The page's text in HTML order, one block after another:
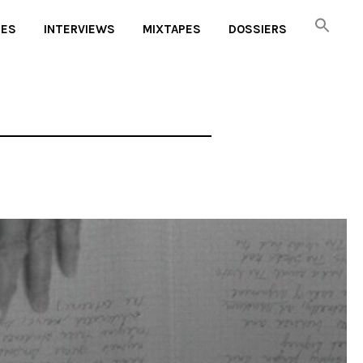
INTERVIEWS MIXTAPES DOSSIERS